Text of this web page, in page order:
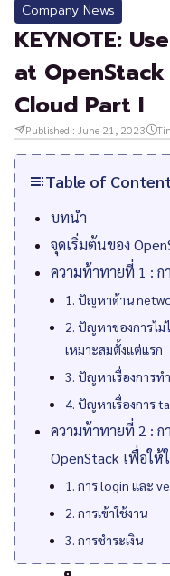
Company News
KEYNOTE:
at
Cloud Part I
Published : June 21, 2023
Table of
บทนำ
จุดเริ่มต้นของ
ความท้าทายที่ 1 : ก
1. ปัญหาด้าน
2. ปัญหาของการไ
เหมาะสมตั้งแต่แรก
3. ปัญหาเรื่องการท
4. ปัญหาเรื่องการ
ความท้าทายที่ 2 :
OpenStack เพื่อให้
1. การ login และ
2. การเข้าใช้งาน
3. การชำระเงิน